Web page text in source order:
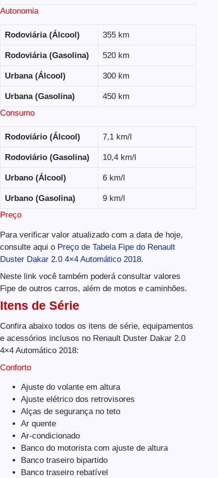
Autonomia
Rodoviária (Álcool) 355 km
Rodoviária (Gasolina) 520 km
Urbana (Álcool) 300 km
Urbana (Gasolina)
450 km
Consumo
Rodoviário (Álcool) 7,1 km/l
Rodoviário (Gasolina) 10,4 km/l
Urbano (Álcool) 6 km/l
Urbano (Gasolina)
9 km/l
Preço
Para verificar valor atualizado com a data de hoje,
consulte aqui o Preço de Tabela Fipe do Renault
Duster Dakar 2.0 4×4 Automático 2018.
Neste link você também poderá consultar valores
Fipe de outros carros, além de motos e caminhões.
Itens de Série
Confira abaixo todos os itens de série, equipamentos
e acessórios inclusos no Renault Duster Dakar 2.0
4×4 Automático 2018:
Conforto
Ajuste do volante em altura
Ajuste elétrico dos retrovisores
Alças de segurança no teto
Ar quente
Ar-condicionado
Banco do motorista com ajuste de altura
Banco traseiro bipartido
Banco traseiro rebatível